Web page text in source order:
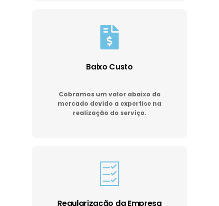
Baixo Custo
Cobramos um valor abaixo do
mercado devido a expertise na
realização do serviço.
Regularização da Empresa